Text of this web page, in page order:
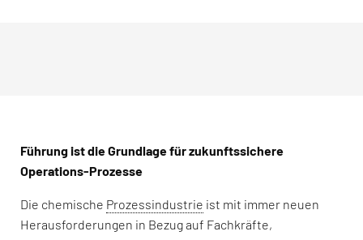
Führung ist die Grundlage für zukunftssichere
Operations-Prozesse
Die chemische Prozessindustrie ist mit immer neuen
Herausforderungen in Bezug auf Fachkräfte,